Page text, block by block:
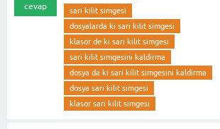
cevap
sari kilit simgesi
dosyalarda ki sari kilit simgesi
klasor de ki sari kilit simgesi
sari kilit simgesini kaldirma
dosya da ki sari kilit simgesini kaldirma
dosya sari kilit simgesi
klasor sari kilit simgesi